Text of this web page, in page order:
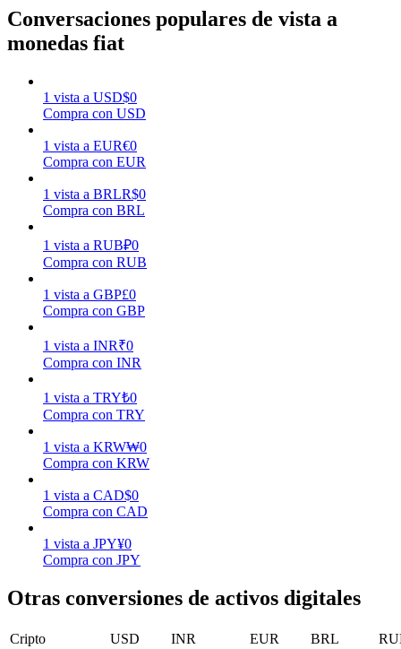
Earn
Gana recompensas competitivas diariamente
Staking
Conversaciones populares de vista a
monedas fiat
1 vista a USD$0
Compra con USD
1 vista a EUR€0
Compra con EUR
1 vista a BRLR$0
Compra con BRL
1 vista a RUB₽0
Compra con RUB
1 vista a GBP£0
Compra con GBP
1 vista a INR₹0
Compra con INR
1 vista a TRY₺0
Compra con TRY
1 vista a KRW₩0
Compra con KRW
1 vista a CAD$0
Compra con CAD
1 vista a JPY¥0
Compra con JPY
Otras conversiones de activos digitales
Cripto USD INR EUR BRL